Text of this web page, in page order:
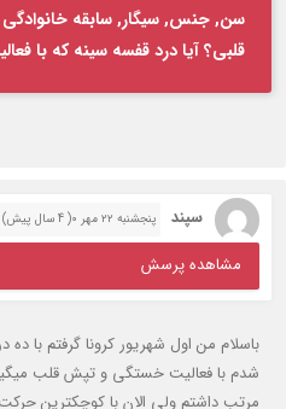
سن, جنس, سیگار, سابقه خانوادگی
قلبی؟ آیا درد قفسه سینه که با
سپند پنجشنبه ۲۲ مهر ۰( 4 سال پیش)
مشاهده پرسش
باسلام من اول شهریور کرونا گرفتم با
شدم با فعالیت خستگی و تپش قلب
مرتب داشتم ولی الان با کوچکترین